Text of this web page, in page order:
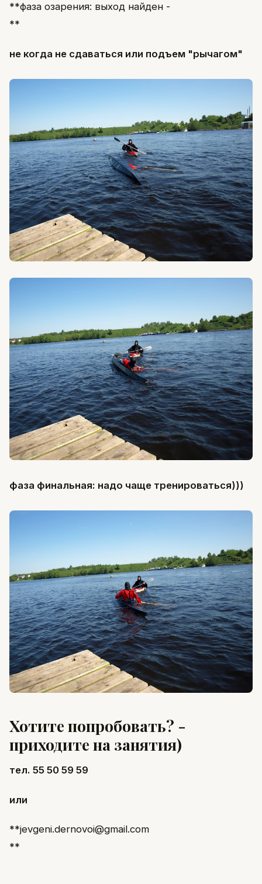
**фаза озарения: выход найден -
**
не когда не сдаваться или подъем "рычагом"
фаза финальная: надо чаще тренироваться)))
Хотите попробовать? -
приходите на занятия)
тел. 55 50 59 59
или
**jevgeni.dernovoi@gmail.com
**